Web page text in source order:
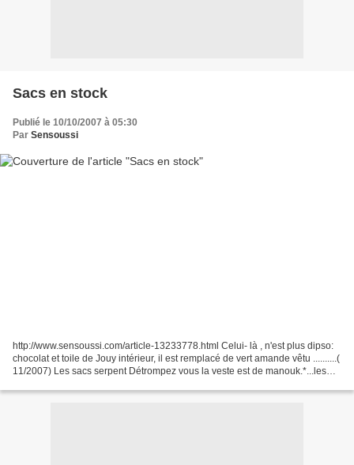
Sacs en stock
Publié le 10/10/2007 à 05:30
Par Sensoussi
http://www.sensoussi.com/article-13233778.html Celui- là , n'est plus dipso:
chocolat et toile de Jouy intérieur, il est remplacé de vert amande vêtu ..........(
11/2007) Les sacs serpent Détrompez vous la veste est de manouk.*...les